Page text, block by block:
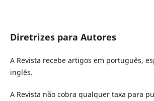
Diretrizes para Autores
A Revista recebe artigos em português,
inglês.
A Revista não cobra qualquer taxa para